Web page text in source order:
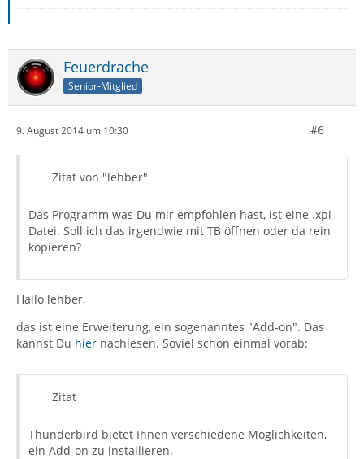
Feuerdrache
Senior-Mitglied
9. August 2014 um 10:30 #6
Zitat von "lehber"
Das Programm was Du mir empfohlen hast, ist eine .xpi
Datei. Soll ich das irgendwie mit TB öffnen oder da rein
kopieren?
Hallo lehber,
das ist eine Erweiterung, ein sogenanntes "Add-on". Das
kannst Du hier nachlesen. Soviel schon einmal vorab:
Zitat
Thunderbird bietet Ihnen verschiedene Möglichkeiten,
ein Add-on zu installieren.